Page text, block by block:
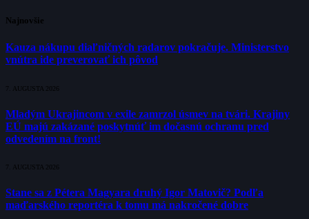
Najnovšie
Kauza nákupu diaľničných radarov pokračuje. Ministerstvo
vnútra ide preverovať ich pôvod
7. AUGUSTA 2026
Mladým Ukrajincom v exile zamrzol úsmev na tvári. Krajiny
EÚ majú zakázané poskytnúť im dočasnú ochranu pred
odvedením na front!
7. AUGUSTA 2026
Stane sa z Pétera Magyara druhý Igor Matovič? Podľa
maďarského reportéra k tomu má nakročené dobre